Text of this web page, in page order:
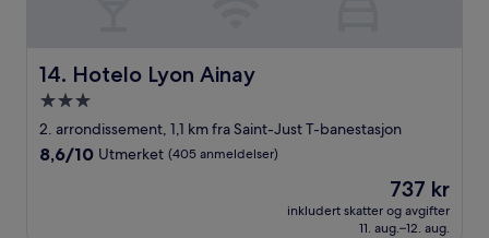
14. Hotelo Lyon Ainay
Hotelo Lyon Ainay
Overnattingssted
med
3.0
2. arrondissement, 1,1 km fra Saint-Just T-banestasjon
8.6
8,6/10 Utmerket (405 anmeldelser)
Prisen
er
737 kr
737 kr
inkludert skatter og avgifter
11. aug.–12. aug.